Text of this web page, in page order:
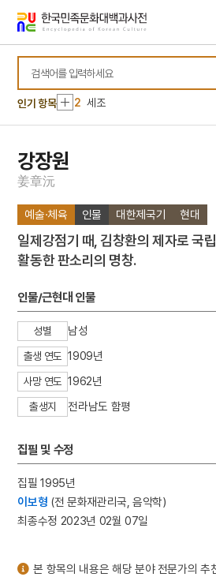
바로가기
바로가기
검색어를
인기 항목
10 무명
1 금성대군
2 세조
3 진경산수화
조바위
8
한명회
9
강수
10 무명
1 금성대군
2
3 진경산수화
4 경기필하모닉오케스트라
5 북조선임시인민위원회
8
9 강수
10 무명
강장원
姜章沅
예술·체육 인물 대한제국기 현대
일제강점기 때, 김창환의 제자로 국
활동한 판소리의 명창.
인물/근현대 인물
성별 남성
출생 연도 1909년
사망 연도 1962년
출생지 전라남도 함평
집필 및 수정
집필 1995년
이보형 (전 문화재관리국, 음악학)
최종수정 2023년 02월 07일
본 항목의 내용은 해당 분야 전문가의 추